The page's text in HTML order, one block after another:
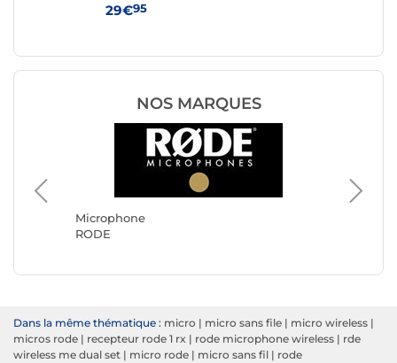
29€95
NOS MARQUES
Microphone
RODE
Boya
Dans la même thématique : micro | micro sans file | micro wireless |
micros rode | recepteur rode 1 rx | rode microphone wireless | rde
wireless me dual set | micro rode | micro sans fil | rode